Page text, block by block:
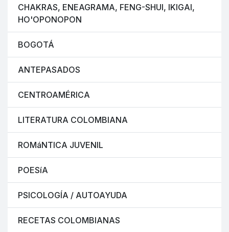
CHAKRAS, ENEAGRAMA, FENG-SHUI, IKIGAI,
HO'OPONOPON
BOGOTÁ
ANTEPASADOS
CENTROAMÉRICA
LITERATURA COLOMBIANA
ROMáNTICA JUVENIL
POESíA
PSICOLOGÍA / AUTOAYUDA
RECETAS COLOMBIANAS